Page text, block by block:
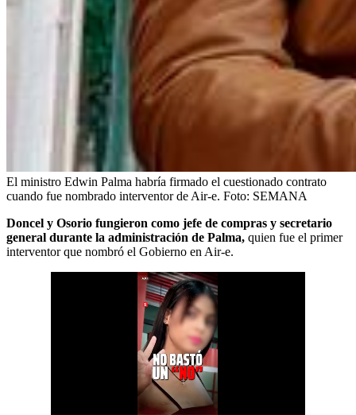
El ministro Edwin Palma habría firmado el cuestionado contrato
cuando fue nombrado interventor de Air-e. Foto: SEMANA
Doncel y Osorio fungieron como jefe de compras y secretario
general durante la administración de Palma, quien fue el primer
interventor que nombró el Gobierno en Air-e.